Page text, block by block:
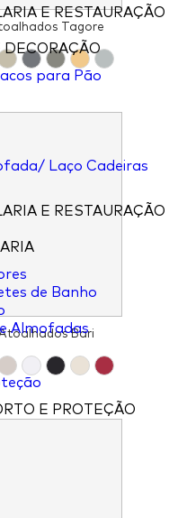
E RESTAURAÇÃO
para Pão
Laço Cadeiras
E RESTAURAÇÃO
de Banho
Almofadas
E PROTEÇÃO
Tagore
Bari